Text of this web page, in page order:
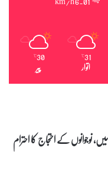
31
℃
اتوار
30
℃
پیر
کے احتجاج کا احترام